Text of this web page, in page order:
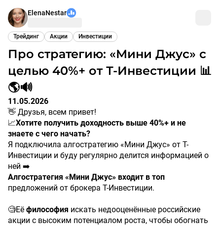
ElenaNestar
Трейдинг Акции Инвестиции
Про стратегию: «Мини Джус» с
целью 40%+ от Т-Инвестиции 📊
🌎🔊
11.05.2026
👋 Друзья, всем привет!
📈Хотите получить доходность выше 40%+ и не
знаете с чего начать?
Я подключила алгостратегию «Мини Джус» от Т-
Инвестиции и буду регулярно делится информацией о
ней ➡️
Алгостратегия «Мини Джус» входит в топ
предложений от брокера Т-Инвестиции.
🧐Её философия искать недооценённые российские
акции с высоким потенциалом роста, чтобы обогнать